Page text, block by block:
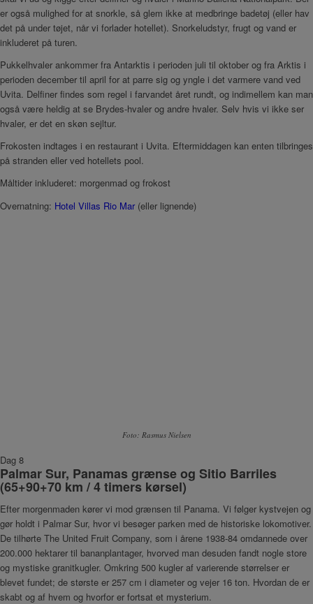
er også mulighed for at snorkle, så glem ikke at medbringe badetøj (eller hav
det på under tøjet, når vi forlader hotellet). Snorkeludstyr, frugt og vand er
inkluderet på turen.
Pukkelhvaler ankommer fra Antarktis i perioden juli til oktober og fra Arktis i
perioden december til april for at parre sig og yngle i det varmere vand ved
Uvita. Delfiner findes som regel i farvandet året rundt, og indimellem kan man
også være heldig at se Brydes-hvaler og andre hvaler. Selv hvis vi ikke ser
hvaler, er det en skøn sejltur.
Frokosten indtages i en restaurant i Uvita. Eftermiddagen kan enten tilbringes
på stranden eller ved hotellets pool.
Måltider inkluderet: morgenmad og frokost
Overnatning: Hotel Villas Rio Mar (eller lignende)
Foto: Rasmus Nielsen
Dag 8
Palmar Sur, Panamas grænse og Sitio Barriles
(65+90+70 km / 4 timers kørsel)
Efter morgenmaden kører vi mod grænsen til Panama. Vi følger kystvejen og
gør holdt i Palmar Sur, hvor vi besøger parken med de historiske lokomotiver.
De tilhørte The United Fruit Company, som i årene 1938-84 omdannede over
200.000 hektarer til bananplantager, hvorved man desuden fandt nogle store
og mystiske granitkugler. Omkring 500 kugler af varierende størrelser er
blevet fundet; de største er 257 cm i diameter og vejer 16 ton. Hvordan de er
skabt og af hvem og hvorfor er fortsat et mysterium.